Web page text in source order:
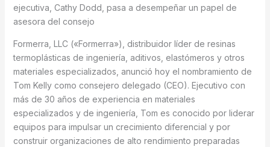
ejecutiva, Cathy Dodd, pasa a desempeñar un papel de
asesora del consejo
Formerra, LLC («Formerra»), distribuidor líder de resinas
termoplásticas de ingeniería, aditivos, elastómeros y otros
materiales especializados, anunció hoy el nombramiento de
Tom Kelly como consejero delegado (CEO). Ejecutivo con
más de 30 años de experiencia en materiales
especializados y de ingeniería, Tom es conocido por liderar
equipos para impulsar un crecimiento diferencial y por
construir organizaciones de alto rendimiento preparadas